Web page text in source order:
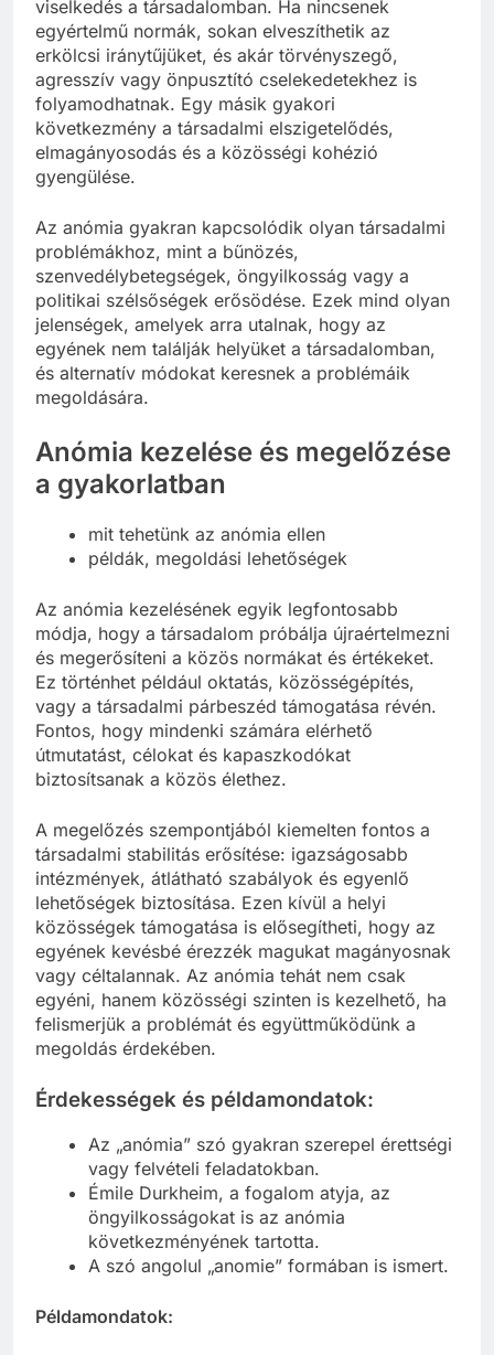
viselkedés a társadalomban. Ha nincsenek
egyértelmű normák, sokan elveszíthetik az
erkölcsi iránytűjüket, és akár törvényszegő,
agresszív vagy önpusztító cselekedetekhez is
folyamodhatnak. Egy másik gyakori
következmény a társadalmi elszigetelődés,
elmagányosodás és a közösségi kohézió
gyengülése.
Az anómia gyakran kapcsolódik olyan társadalmi
problémákhoz, mint a bűnözés,
szenvedélybetegségek, öngyilkosság vagy a
politikai szélsőségek erősödése. Ezek mind olyan
jelenségek, amelyek arra utalnak, hogy az
egyének nem találják helyüket a társadalomban,
és alternatív módokat keresnek a problémáik
megoldására.
Anómia kezelése és megelőzése
a gyakorlatban
mit tehetünk az anómia ellen
példák, megoldási lehetőségek
Az anómia kezelésének egyik legfontosabb
módja, hogy a társadalom próbálja újraértelmezni
és megerősíteni a közös normákat és értékeket.
Ez történhet például oktatás, közösségépítés,
vagy a társadalmi párbeszéd támogatása révén.
Fontos, hogy mindenki számára elérhető
útmutatást, célokat és kapaszkodókat
biztosítsanak a közös élethez.
A megelőzés szempontjából kiemelten fontos a
társadalmi stabilitás erősítése: igazságosabb
intézmények, átlátható szabályok és egyenlő
lehetőségek biztosítása. Ezen kívül a helyi
közösségek támogatása is elősegítheti, hogy az
egyének kevésbé érezzék magukat magányosnak
vagy céltalannak. Az anómia tehát nem csak
egyéni, hanem közösségi szinten is kezelhető, ha
felismerjük a problémát és együttműködünk a
megoldás érdekében.
Érdekességek és példamondatok:
Az „anómia” szó gyakran szerepel érettségi
vagy felvételi feladatokban.
Émile Durkheim, a fogalom atyja, az
öngyilkosságokat is az anómia
következményének tartotta.
A szó angolul „anomie” formában is ismert.
Példamondatok: